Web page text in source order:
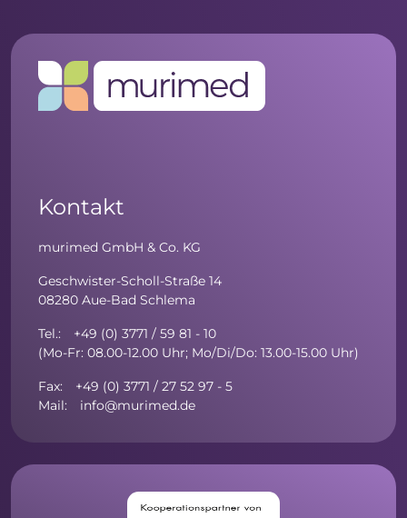
Kontakt
murimed GmbH & Co. KG
Geschwister-Scholl-Straße 14
08280 Aue-Bad Schlema
Tel.: +49 (0) 3771 / 59 81 - 10
(Mo-Fr: 08.00-12.00 Uhr; Mo/Di/Do: 13.00-15.00 Uhr)
Fax: +49 (0) 3771 / 27 52 97 - 5
Mail: info@murimed.de